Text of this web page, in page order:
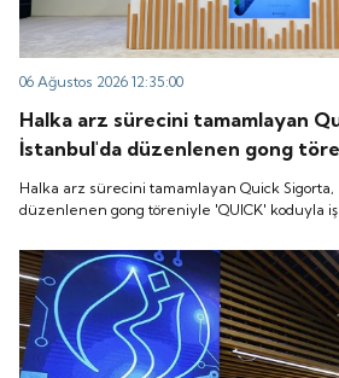
06 Ağustos 2026 12:35:00
Halka arz sürecini tamamlayan
İstanbul'da düzenlenen gong
koduyla işlem görmeye başladı.
Halka arz sürecini tamamlayan Quick Sigorta,
düzenlenen gong töreniyle 'QUICK' koduyla